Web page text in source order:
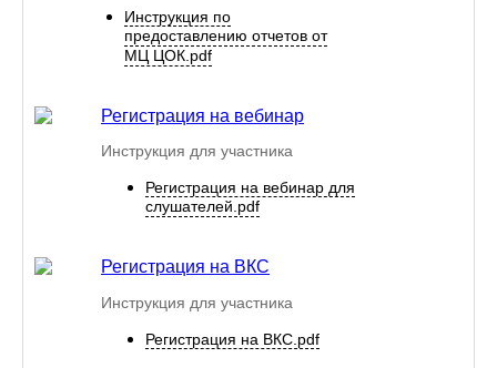
Инструкция по
предоставлению отчетов от
МЦ ЦОК.pdf
Регистрация на вебинар
Инструкция для участника
Регистрация на вебинар для
слушателей.pdf
Регистрация на ВКС
Инструкция для участника
Регистрация на ВКС.pdf